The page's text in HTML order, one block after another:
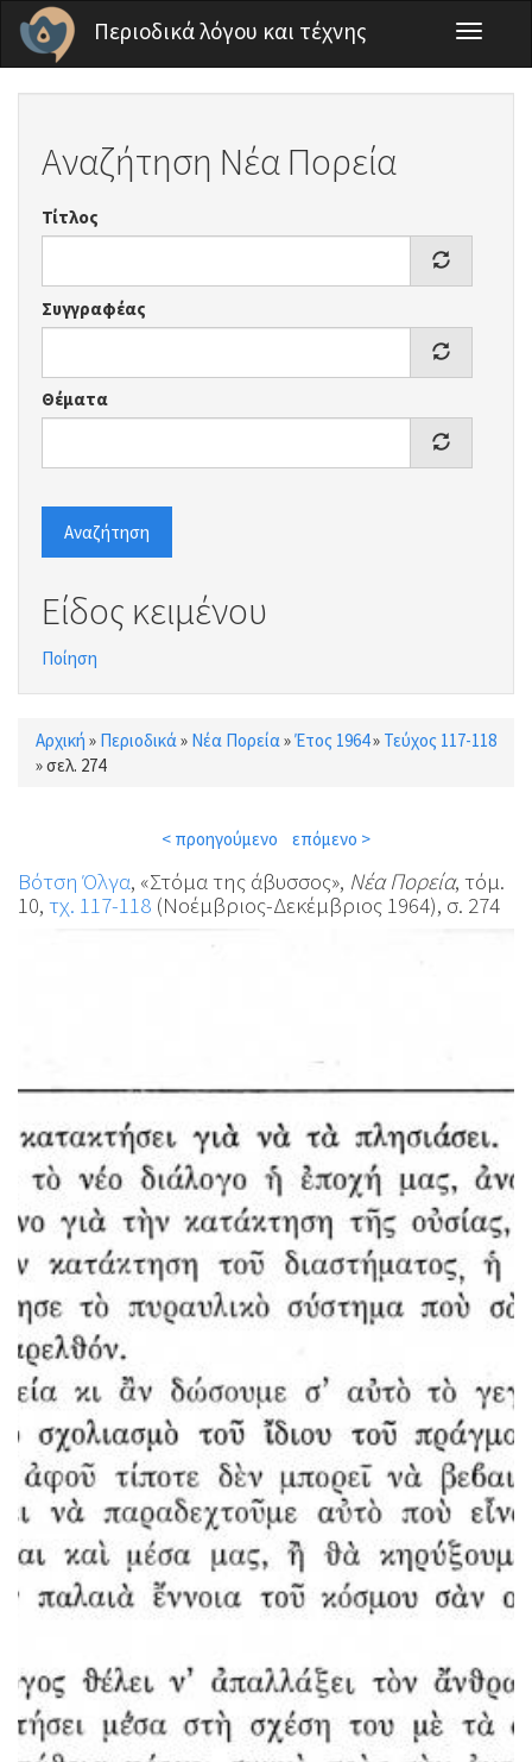
Παράκαμψη προς το κυρίως περιεχόμενο
Περιοδικά λόγου και τέχνης
Toggle
Αναζήτηση Νέα Πορεία
Τίτλος
Συγγραφέας
Θέματα
Αναζήτηση
Είδος κειμένου
Ποίηση
Είστε εδώ
Αρχική » Περιοδικά » Νέα Πορεία »Έτος 1964» Τεύχος 117-118
»σελ. 274
< προηγούμενο επόμενο >
Βότση Όλγα, «Στόμα της άβυσσος», Νέα Πορεία, τόμ.
10, τχ. 117-118 (Νοέμβριος-Δεκέμβριος 1964), σ. 274